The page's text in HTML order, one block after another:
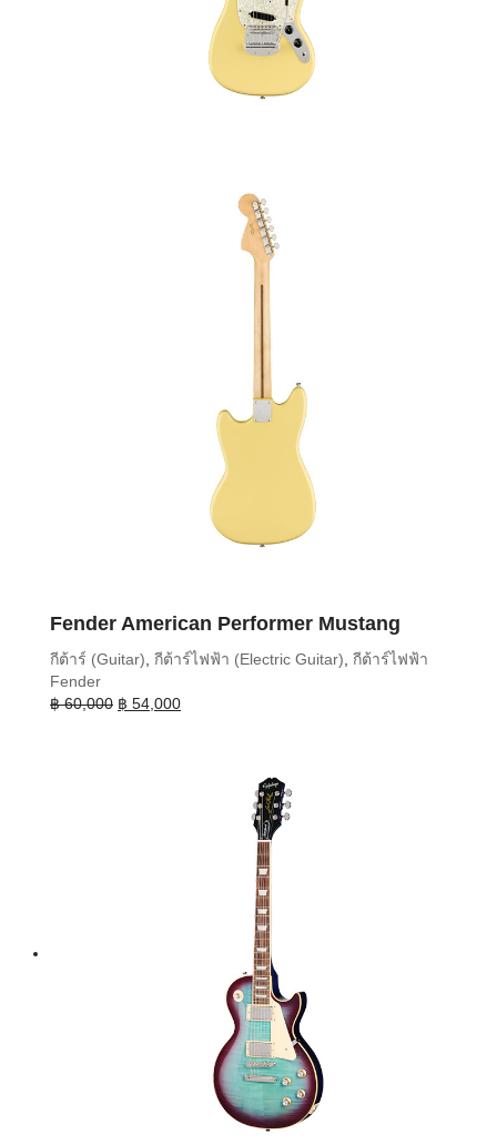
Fender American Performer Mustang
กีต้าร์ (Guitar), กีต้าร์ไฟฟ้า (Electric Guitar), กีต้าร์ไฟฟ้า
Fender
฿60,000 Original
฿ 54,000Current